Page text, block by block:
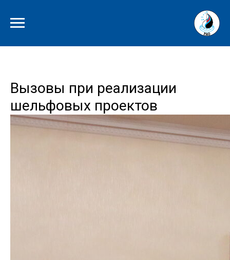
Вызовы при реализации
шельфовых проектов